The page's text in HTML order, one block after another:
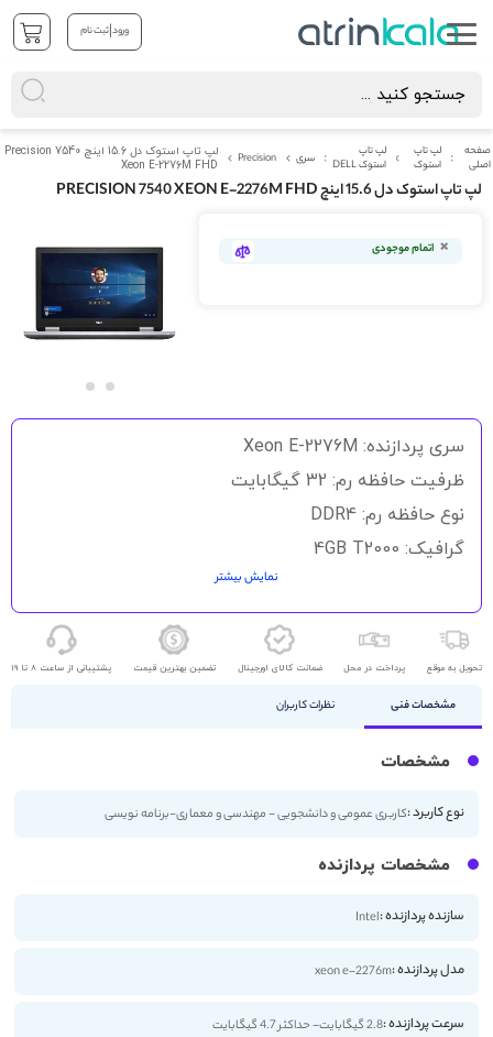
ورود|ثبت نام
صفحه
اصلی
لپ تاپ
استوک
لپ تاپ
استوک DELL
سری Precision
لپ تاپ استوک دل 15.6 اینچ Precision 7540
Xeon E-2276M FHD
لپ تاپ استوک دل 15.6 اینچ PRECISION 7540 XEON E-2276M FHD
انتهای
گالری
تصاویر
اتمام موجودی
سری پردازنده: Xeon E-2276M
ظرفیت حافظه رم: 32 گیگابایت
نوع حافظه رم: DDR4
گرافیک: 4GB T2000
اندازه صفحه نمایش: 15.6 اینچ
کیفیت صفحه نمایش: FHD
نمایش بیشتر
تحویل به موقع پرداخت در محل ضمانت کالای اورجینال تضمین بهترین قیمت پشتیبانی از ساعت 8 تا 19
مشخصات فنی نظرات کاربران
مشخصات
نوع کاربرد :کاربری عمومی و دانشجویی - مهندسی و معماری-برنامه نویسی
مشخصات پردازنده
سازنده پردازنده :Intel
مدل پردازنده :xeon e-2276m
سرعت پردازنده :2.8 گیگابایت- حداکثر 4.7 گیگابایت